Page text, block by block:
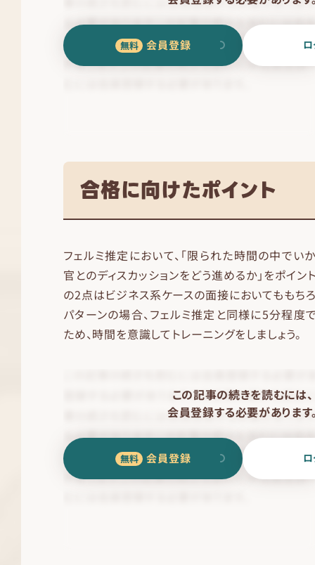
会員登録
合格に向けたポイント
フェルミ推定において、「限られた時間の中でい
官とのディスカッションをどう進めるか」をポイン
の2点はビジネス系ケースの面接においてももち
パターンの場合、フェルミ推定と同様に5分程度
ため、時間を意識してトレーニングをしましょう。
この記事の続きを読むには、
会員登録する必要があります
会員登録